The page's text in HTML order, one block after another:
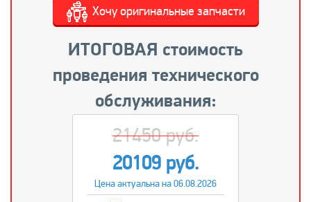
ИТОГОВАЯ стоимость
проведения технического
обслуживания:
Хочу оригинальные запчасти
21450 руб.
20109 руб.
Цена актуальна на 06.08.2026